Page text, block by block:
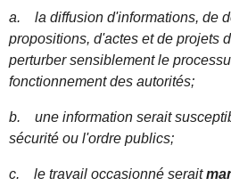
a. la diffusion d'informations, de
propositions, d'actes et de projets
perturber sensiblement le
fonctionnement des autorités;
b. une information serait
sécurité ou l'ordre publics;
c. le travail occasionné serait